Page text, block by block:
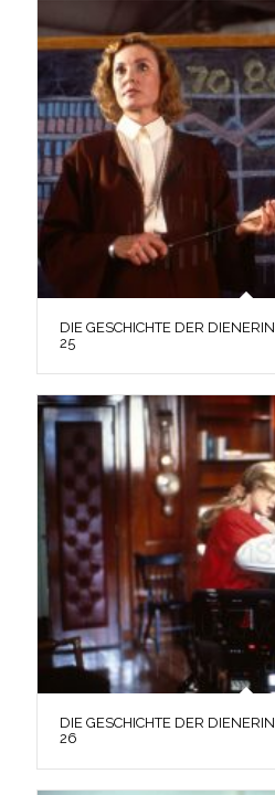
DIE GESCHICHTE DER
25
DIE GESCHICHTE DER
26